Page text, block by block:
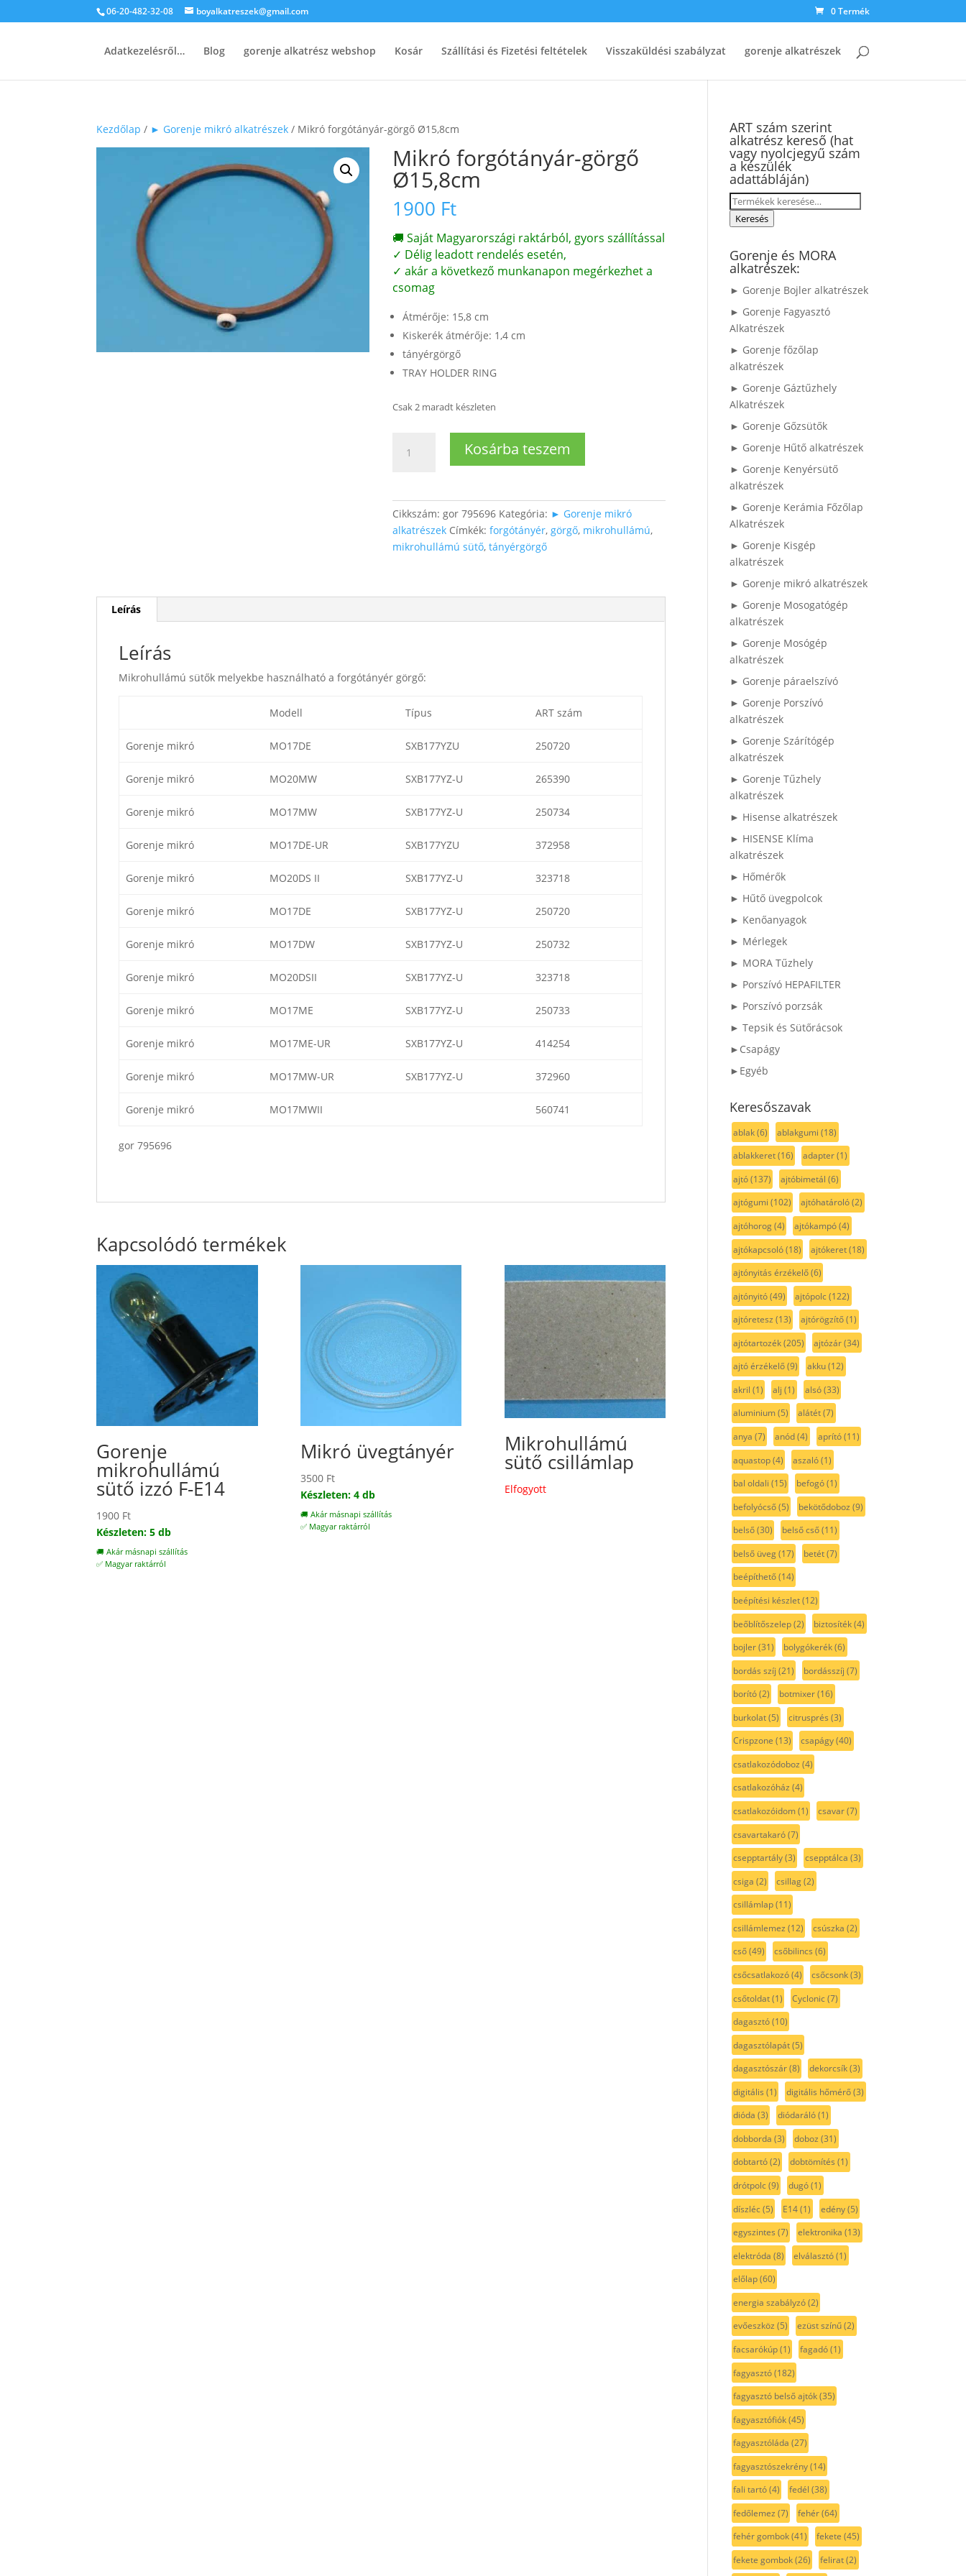
06-20-482-32-08 boyalkatreszek@gmail.com 0 Termék
Adatkezelésről… Blog gorenje alkatrész webshop Kosár Szállítási és Fizetési feltételek Visszaküldési szabályzat gorenje alkatrészek
Kezdőlap / ► Gorenje mikró alkatrészek / Mikró forgótányár-görgő Ø15,8cm
Mikró forgótányár-görgő
Ø15,8cm
1900 Ft
🚚 Saját Magyarországi raktárból, gyors szállítással
✓ Délig leadott rendelés esetén,
✓ akár a következő munkanapon megérkezhet a
csomag
Átmérője: 15,8 cm
Kiskerék átmérője: 1,4 cm
tányérgörgő
TRAY HOLDER RING
Csak 2 maradt készleten
forgótányár-
mennyiség
Kosárba teszem
Cikkszám:gor 795696 Kategória: ► Gorenje mikró
alkatrészek Címkék:forgótányér,görgő, mikrohullámú,
mikrohullámú sütő,tányérgörgő
Leírás
Leírás
Mikrohullámú sütők melyekbe használható a forgótányér görgő:
Modell Típus ART szám
Gorenje mikró MO17DE SXB177YZU 250720
Gorenje mikró MO20MW SXB177YZ-U 265390
Gorenje mikró MO17MW SXB177YZ-U 250734
Gorenje mikró MO17DE-UR SXB177YZU 372958
Gorenje mikró MO20DS II SXB177YZ-U 323718
Gorenje mikró MO17DE SXB177YZ-U 250720
Gorenje mikró MO17DW SXB177YZ-U 250732
Gorenje mikró MO20DSII SXB177YZ-U 323718
Gorenje mikró MO17ME SXB177YZ-U 250733
Gorenje mikró MO17ME-UR SXB177YZ-U 414254
Gorenje mikró MO17MW-UR SXB177YZ-U 372960
Gorenje mikró MO17MWII 560741
gor 795696
Kapcsolódó termékek
Gorenje
mikrohullámú
sütő izzó F-E14
1900 Ft
Készleten: 5 db
🚚 Akár másnapi szállítás
✅ Magyar raktárról
Mikró üvegtányér
3500 Ft
Készleten: 4 db
🚚 Akár másnapi szállítás
✅ Magyar raktárról
Mikrohullámú
sütő csillámlap
Elfogyott
ART szám szerint
alkatrész kereső (hat
vagy nyolcjegyű szám
a készülék
adattábláján)
Keresés
a Keresés
Gorenje és MORA
alkatrészek:
► Gorenje Bojler alkatrészek
► Gorenje Fagyasztó
Alkatrészek
► Gorenje főzőlap
alkatrészek
► Gorenje Gáztűzhely
Alkatrészek
► Gorenje Gőzsütők
► Gorenje Hűtő alkatrészek
► Gorenje Kenyérsütő
alkatrészek
► Gorenje Kerámia Főzőlap
Alkatrészek
► Gorenje Kisgép
alkatrészek
► Gorenje mikró alkatrészek
► Gorenje Mosogatógép
alkatrészek
► Gorenje Mosógép
alkatrészek
► Gorenje páraelszívó
► Gorenje Porszívó
alkatrészek
► Gorenje Szárítógép
alkatrészek
► Gorenje Tűzhely
alkatrészek
► Hisense alkatrészek
► HISENSE Klíma
alkatrészek
► Hőmérők
► Hűtő üvegpolcok
► Kenőanyagok
► Mérlegek
► MORA Tűzhely
► Porszívó HEPAFILTER
► Porszívó porzsák
► Tepsik és Sütőrácsok
►Csapágy
►Egyéb
Keresőszavak
ablak(6) ablakgumi (18)
ablakkeret(16) adapter(1)
ajtó(137) ajtóbimetál (6)
ajtógumi (102) ajtóhatároló(2)
ajtóhorog(4) ajtókampó(4)
ajtókapcsoló(18) ajtókeret(18)
ajtónyitás érzékelő(6)
ajtónyitó(49) ajtópolc(122)
ajtóretesz (13) ajtórögzítő(1)
ajtótartozék(205) ajtózár(34)
ajtó érzékelő(9) akku(12)
akril (1) alj (1) alsó(33)
aluminium(5) alátét(7)
anya (7) anód(4) aprító(11)
aquastop(4) aszaló(1)
bal oldali (15) befogó(1)
befolyócső(5) bekötődoboz (9)
belső(30) belső cső(11)
belső üveg(17) betét(7)
beépíthető(14)
beépítési készlet(12)
beőblítőszelep(2) biztosíték(4)
bojler(31) bolygókerék(6)
bordás szíj (21) bordásszíj (7)
borító(2) botmixer(16)
burkolat(5) citrusprés (3)
Crispzone (13) csapágy(40)
csatlakozódoboz (4)
csatlakozóház (4)
csatlakozóidom(1) csavar(7)
csavartakaró(7)
csepptartály(3) csepptálca (3)
csiga (2) csillag(2)
csillámlap(11)
csillámlemez (12) csúszka (2)
cső(49) csőbilincs (6)
csőcsatlakozó(4) csőcsonk(3)
csőtoldat(1) Cyclonic(7)
dagasztó(10)
dagasztólapát(5)
dagasztószár(8) dekorcsík(3)
digitális (1) digitális hőmérő(3)
dióda (3) diódaráló(1)
dobborda (3) doboz (31)
dobtartó(2) dobtömítés (1)
drótpolc(9) dugó(1)
díszléc(5) E14(1) edény(5)
egyszintes (7) elektronika (13)
elektróda (8) elválasztó(1)
előlap(60)
energia szabályzó(2)
evőeszköz (5) ezüst színű(2)
facsarókúp(1) fagadó(1)
fagyasztó(182)
fagyasztó belső ajtók(35)
fagyasztófiók(45)
fagyasztóláda (27)
fagyasztószekrény(14)
fali tartó(4) fedél (38)
fedőlemez (7) fehér(64)
fehér gombok(41) fekete (45)
fekete gombok(26) felirat(2)